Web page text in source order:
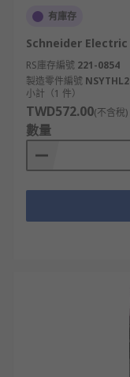
有庫存
Schneider
RS庫存編號 221-0854
製造零件編號
小計（1 件）
TWD572.00(不含稅)
數量